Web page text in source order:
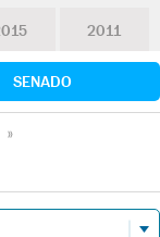
2011
SENADO
»